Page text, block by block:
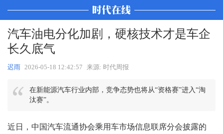
汽车油电分化加剧，硬核技术才是车企
长久底气
迟雨 2026-05-18 12:42:57 来源: 时代周报
在新能源汽车行业内部，竞争态势也将从“资格赛”进入“淘
汰赛”。
近日，中国汽车流通协会乘用车市场信息联席分会披露的